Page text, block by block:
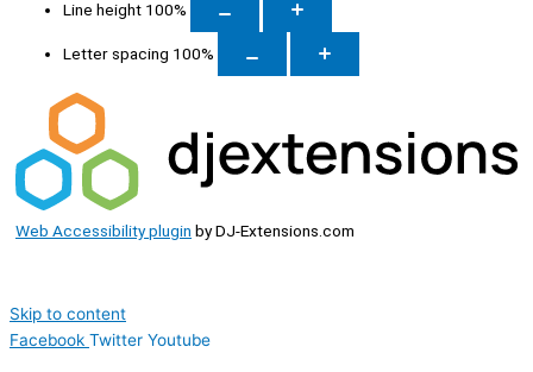
Line height 100%
Letter spacing 100%
Web Accessibility plugin by DJ-Extensions.com
Skip to content
Facebook Twitter Youtube